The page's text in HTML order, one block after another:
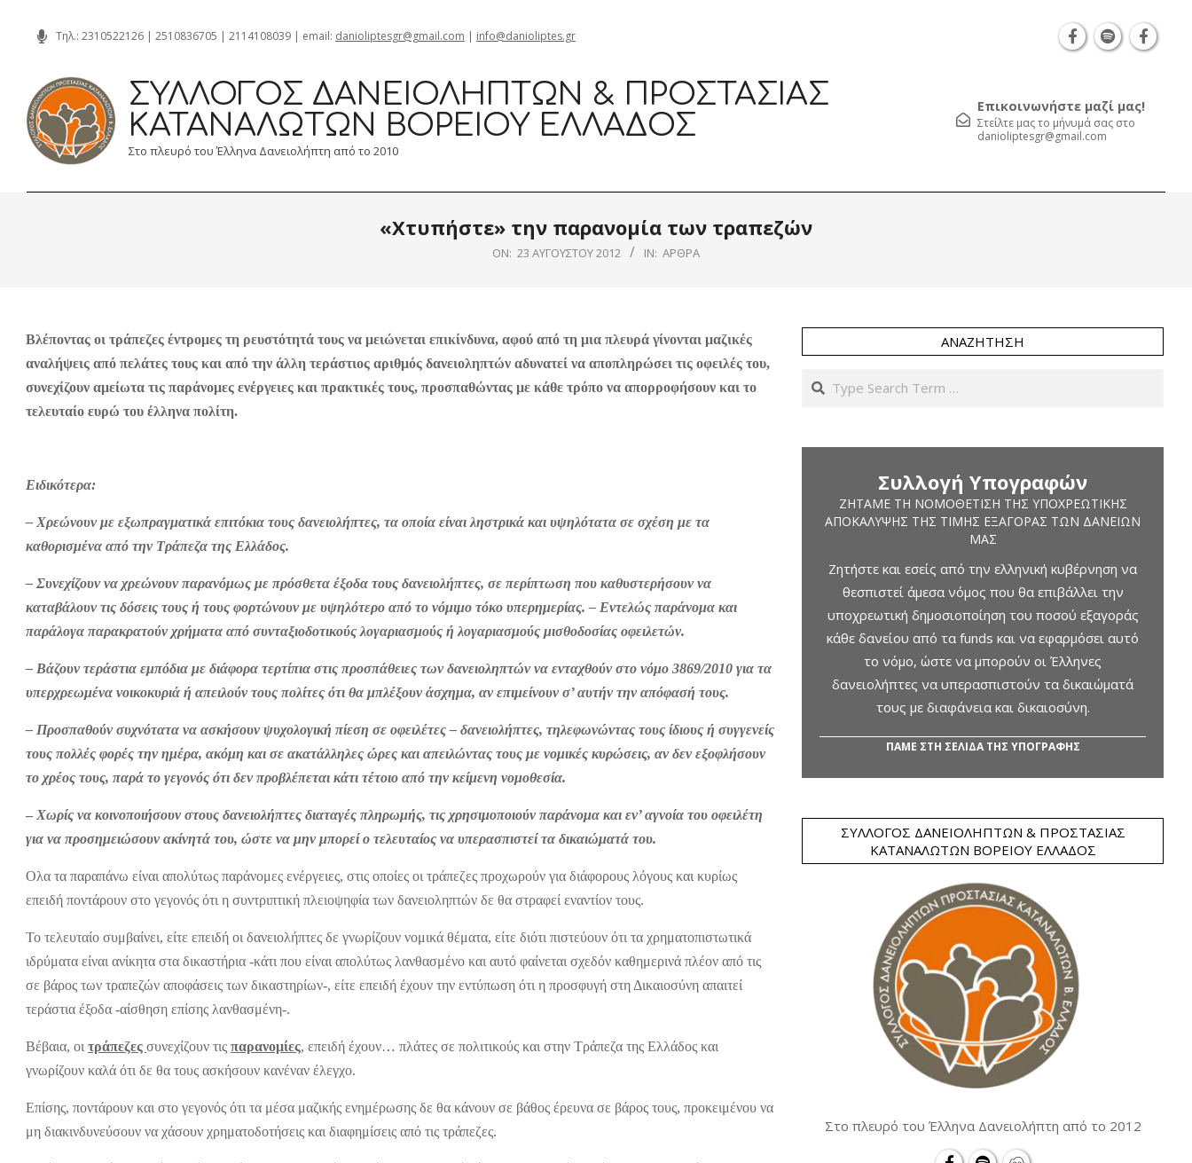
content
Τηλ.: 2310522126 | 2510836705 | 2114108039 | email: danioliptesgr@gmail.com | info@danioliptes.gr
ΣΎΛΛΟΓΟΣ ΔΑΝΕΙΟΛΗΠΤΏΝ & ΠΡΟΣΤΑΣΊΑΣ
ΚΑΤΑΝΑΛΩΤΏΝ ΒΟΡΕΊΟΥ ΕΛΛΆΔΟΣ
Στο πλευρό του Έλληνα Δανειολήπτη από το 2010
Επικοινωνήστε μαζί μας!
Στείλτε μας το μήνυμά σας στο
danioliptesgr@gmail.com
«Χτυπήστε» την παρανομία των τραπεζών
ON: 23 ΑΥΓΟΎΣΤΟΥ 2012 IN: ΆΡΘΡΑ
Βλέποντας οι τράπεζες έντρομες τη ρευστότητά τους να μειώνεται επικίνδυνα, αφού από τη μια πλευρά γίνονται μαζικές
αναλήψεις από πελάτες τους και από την άλλη τεράστιος αριθμός δανειοληπτών αδυνατεί να αποπληρώσει τις οφειλές του,
συνεχίζουν αμείωτα τις παράνομες ενέργειες και πρακτικές τους, προσπαθώντας με κάθε τρόπο να απορροφήσουν και το
τελευταίο ευρώ του έλληνα πολίτη.
Ειδικότερα:
– Χρεώνουν με εξωπραγματικά επιτόκια τους δανειολήπτες, τα οποία είναι ληστρικά και υψηλότατα σε σχέση με τα
καθορισμένα από την Τράπεζα της Ελλάδος.
– Συνεχίζουν να χρεώνουν παρανόμως με πρόσθετα έξοδα τους δανειολήπτες, σε περίπτωση που καθυστερήσουν να
καταβάλουν τις δόσεις τους ή τους φορτώνουν με υψηλότερο από το νόμιμο τόκο υπερημερίας. – Εντελώς παράνομα και
παράλογα παρακρατούν χρήματα από συνταξιοδοτικούς λογαριασμούς ή λογαριασμούς μισθοδοσίας οφειλετών.
– Βάζουν τεράστια εμπόδια με διάφορα τερτίπια στις προσπάθειες των δανειοληπτών να ενταχθούν στο νόμο 3869/2010 για τα
υπερχρεωμένα νοικοκυριά ή απειλούν τους πολίτες ότι θα μπλέξουν άσχημα, αν επιμείνουν σ’ αυτήν την απόφασή τους.
– Προσπαθούν συχνότατα να ασκήσουν ψυχολογική πίεση σε οφειλέτες – δανειολήπτες, τηλεφωνώντας τους ίδιους ή συγγενείς
τους πολλές φορές την ημέρα, ακόμη και σε ακατάλληλες ώρες και απειλώντας τους με νομικές κυρώσεις, αν δεν εξοφλήσουν
το χρέος τους, παρά το γεγονός ότι δεν προβλέπεται κάτι τέτοιο από την κείμενη νομοθεσία.
– Χωρίς να κοινοποιήσουν στους δανειολήπτες διαταγές πληρωμής, τις χρησιμοποιούν παράνομα και εν’ αγνοία του οφειλέτη
για να προσημειώσουν ακίνητά του, ώστε να μην μπορεί ο τελευταίος να υπερασπιστεί τα δικαιώματά του.
Ολα τα παραπάνω είναι απολύτως παράνομες ενέργειες, στις οποίες οι τράπεζες προχωρούν για διάφορους λόγους και κυρίως
επειδή ποντάρουν στο γεγονός ότι η συντριπτική πλειοψηφία των δανειοληπτών δε θα στραφεί εναντίον τους.
Το τελευταίο συμβαίνει, είτε επειδή οι δανειολήπτες δε γνωρίζουν νομικά θέματα, είτε διότι πιστεύουν ότι τα χρηματοπιστωτικά
ιδρύματα είναι ανίκητα στα δικαστήρια -κάτι που είναι απολύτως λανθασμένο και αυτό φαίνεται σχεδόν καθημερινά πλέον από τις
σε βάρος των τραπεζών αποφάσεις των δικαστηρίων-, είτε επειδή έχουν την εντύπωση ότι η προσφυγή στη Δικαιοσύνη απαιτεί
τεράστια έξοδα -αίσθηση επίσης λανθασμένη-.
Βέβαια, οι τράπεζες συνεχίζουν τις παρανομίες, επειδή έχουν… πλάτες σε πολιτικούς και στην Τράπεζα της Ελλάδος και
γνωρίζουν καλά ότι δε θα τους ασκήσουν κανέναν έλεγχο.
Επίσης, ποντάρουν και στο γεγονός ότι τα μέσα μαζικής ενημέρωσης δε θα κάνουν σε βάθος έρευνα σε βάρος τους, προκειμένου να
μη διακινδυνεύσουν να χάσουν χρηματοδοτήσεις και διαφημίσεις από τις τράπεζες.
ΑΝΑΖΉΤΗΣΗ
Search
Συλλογή Υπογραφών
ΖΗΤΆΜΕ ΤΗ ΝΟΜΟΘΈΤΙΣΗ ΤΗΣ ΥΠΟΧΡΕΩΤΙΚΉΣ
ΑΠΟΚΆΛΥΨΗΣ ΤΗΣ ΤΙΜΉΣ ΕΞΑΓΟΡΆΣ ΤΩΝ ΔΑΝΕΊΩΝ
ΜΑΣ
Ζητήστε και εσείς από την ελληνική κυβέρνηση να
θεσπιστεί άμεσα νόμος που θα επιβάλλει την
υποχρεωτική δημοσιοποίηση του ποσού εξαγοράς
κάθε δανείου από τα funds και να εφαρμόσει αυτό
το νόμο, ώστε να μπορούν οι Έλληνες
δανειολήπτες να υπερασπιστούν τα δικαιώματά
τους με διαφάνεια και δικαιοσύνη.
ΠΑΜΕ ΣΤΗ ΣΕΛΙΔΑ ΤΗΣ ΥΠΟΓΡΑΦΗΣ
ΣΎΛΛΟΓΟΣ ΔΑΝΕΙΟΛΗΠΤΏΝ & ΠΡΟΣΤΑΣΊΑΣ
ΚΑΤΑΝΑΛΩΤΏΝ ΒΟΡΕΊΟΥ ΕΛΛΆΔΟΣ
Στο πλευρό του Έλληνα Δανειολήπτη από το 2012